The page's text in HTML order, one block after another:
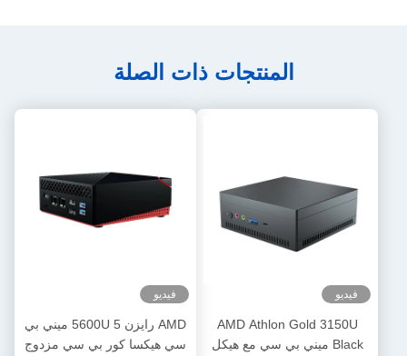
المنتجات ذات الصلة
فيديو
AMD Athlon Gold 3150U
Black ميني بي سي مع هيكل
فيديو
AMD رايزن 5 5600U ميني بي
سي هيكسا كور بي سي مزدوج